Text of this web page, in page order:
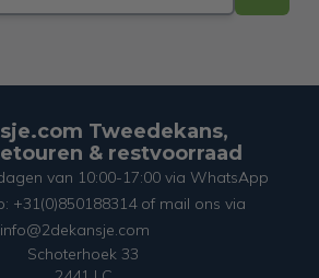
Tweedekans,
& restvoorraad
van 10:00-17:00 via WhatsApp
+31(0)850188314 of mail ons via
info@2dekansje.com
Schoterhoek 33